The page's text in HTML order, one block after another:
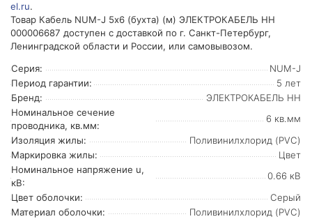
el.ru.
Товар Кабель NUM-J 5х6 (бухта) (м) ЭЛЕКТРОКАБЕЛЬ НН
000006687 доступен с доставкой по г. Санкт-Петербург,
Ленинградской области и России, или самовывозом.
Серия:
NUM-J
Период гарантии:
5 лет
Бренд:
ЭЛЕКТРОКАБЕЛЬ НН
Номинальное сечение
проводника, кв.мм:
6 кв.мм
Изоляция жилы:
Поливинилхлорид (PVC)
Маркировка жилы:
Цвет
Номинальное напряжение u,
кВ:
0.66 кВ
Цвет оболочки:
Серый
Материал оболочки:
Поливинилхлорид (PVC)